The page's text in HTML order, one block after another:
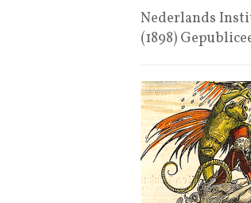
Nederlands
(1898)